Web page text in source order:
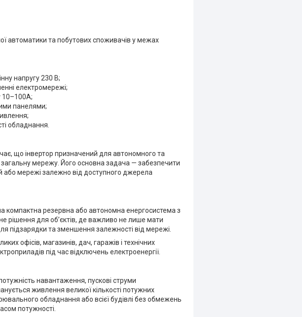
автоматики та побутових споживачів у межах
напругу 230 В;
електромережі;
10–100A;
панелями;
обладнання.
що інвертор призначений для автономного та
мережу. Його основна задача — забезпечити
або мережі залежно від доступного джерела
компактна резервна або автономна енергосистема з
рішення для об’єктів, де важливо не лише мати
підзарядки та зменшення залежності від мережі.
офісів, магазинів, дач, гаражів і технічних
під час відключень електроенергії.
навантаження, пускові струми
живлення великої кількості потужних
обладнання або всієї будівлі без обмежень
потужності.